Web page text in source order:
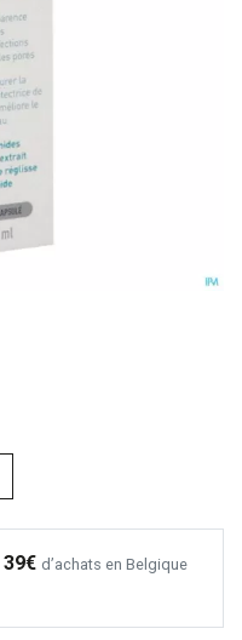
d’achats en Belgique